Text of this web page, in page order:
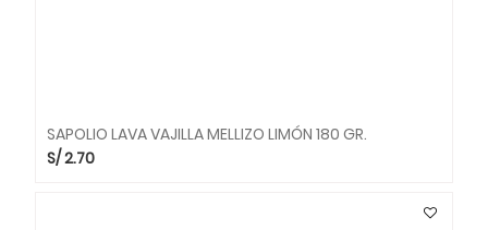
SAPOLIO LAVA VAJILLA MELLIZO LIMÓN 180 GR.
S/2.70